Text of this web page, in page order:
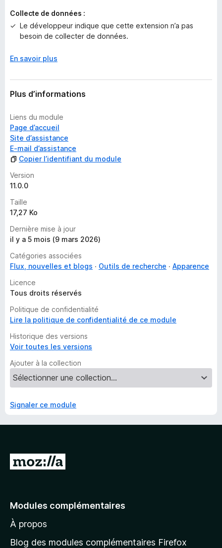
i
a
n
Collecte de données :
Le développeur indique que cette extension n’a pas
besoin de collecter de données.
En savoir plus
Plus d’informations
Liens du module
Page d’accueil
Site d’assistance
E-mail d’assistance
Copier l’identifiant du module
Version
11.0.0
Taille
17,27 Ko
Dernière mise à jour
il y a 5 mois (9 mars 2026)
Catégories associées
Flux, nouvelles et blogs
Outils de recherche
Apparence
Licence
Tous droits réservés
Politique de confidentialité
Lire la politique de confidentialité de ce module
Historique des versions
Voir toutes les versions
Ajouter à la collection
Signaler ce module
A
e
à
l
Modules complémentaires
À propos
Blog des modules complémentaires Firefox